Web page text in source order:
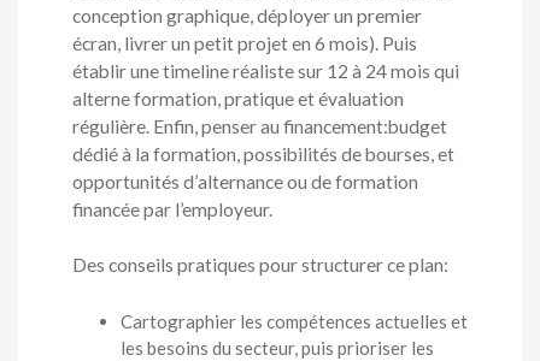
conception graphique, déployer un premier
écran, livrer un petit projet en 6 mois). Puis
établir une timeline réaliste sur 12 à 24 mois qui
alterne formation, pratique et évaluation
régulière. Enfin, penser au financement:budget
dédié à la formation, possibilités de bourses, et
opportunités d’alternance ou de formation
financée par l’employeur.
Des conseils pratiques pour structurer ce plan:
Cartographier les compétences actuelles et
les besoins du secteur, puis prioriser les